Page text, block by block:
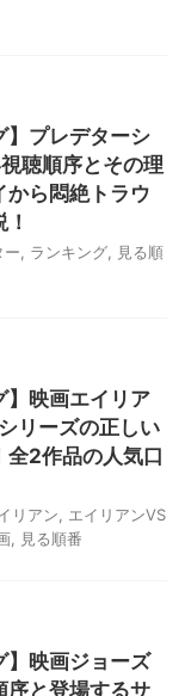
】プレデターシ
聴順序とその理
から悶絶トラウ
ー ランキング
見る順
】映画エイリア
リーズの正しい
全2作品の人気口
リアン
エイリアンVS
見る順番
】映画ジョーズ
序と登場するサ